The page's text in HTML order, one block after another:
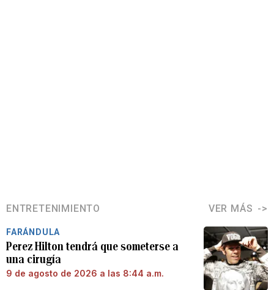
ENTRETENIMIENTO VER MÁS
FARÁNDULA
Perez Hilton tendrá que someterse a
una cirugía
9 de agosto de 2026 a las 8:44 a.m.